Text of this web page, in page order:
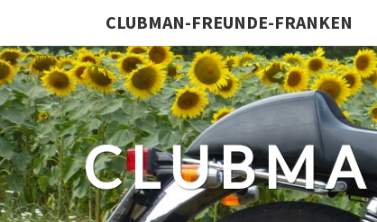
CLUBMAN-FREUNDE-FRANKEN